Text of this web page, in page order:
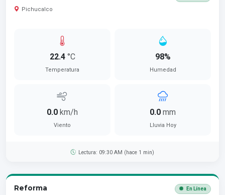
Pichucalco
22.4 °C
Temperatura
98%
Humedad
0.0 km/h
Viento
0.0 mm
Lluvia Hoy
Lectura: 09:30 AM (hace 1 min)
Reforma En Línea